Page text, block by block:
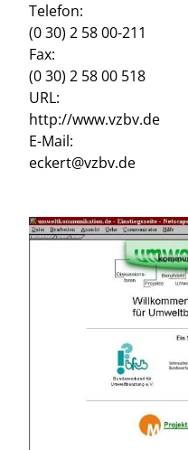
Telefon:
(0 30) 2 58 00-211
Fax:
(0 30) 2 58 00 518
URL:
http://www.vzbv.de
E-Mail:
eckert@vzbv.de